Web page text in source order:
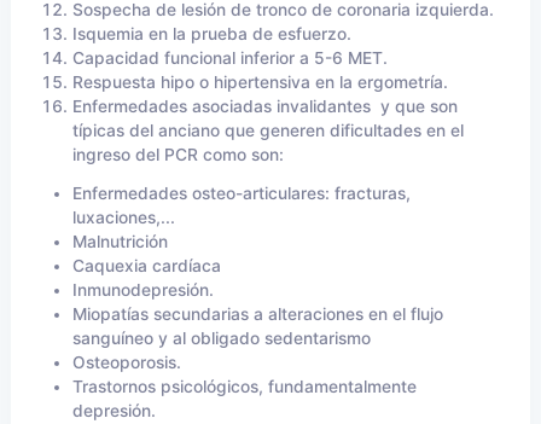
Sospecha de lesión de tronco de coronaria izquierda.
Isquemia en la prueba de esfuerzo.
Capacidad funcional inferior a 5-6 MET.
Respuesta hipo o hipertensiva en la ergometría.
Enfermedades asociadas invalidantes y que son
típicas del anciano que generen dificultades en el
ingreso del PCR como son:
Enfermedades osteo-articulares: fracturas,
luxaciones,...
Malnutrición
Caquexia cardíaca
Inmunodepresión.
Miopatías secundarias a alteraciones en el flujo
sanguíneo y al obligado sedentarismo
Osteoporosis.
Trastornos psicológicos, fundamentalmente
depresión.